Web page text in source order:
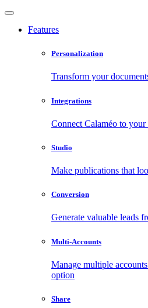
Features
Personalization
Transform your
Integrations
Connect Calaméo to
Studio
Make publications that
Conversion
Generate valuable leads
Multi-Accounts
Manage multiple
option
Share